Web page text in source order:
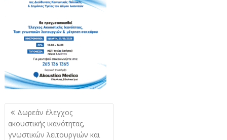
Πλοήγηση
άρθρων
Δωρεάν έλεγχος
ακουστικής ικανότητας,
γνωστικών λειτουργιών και